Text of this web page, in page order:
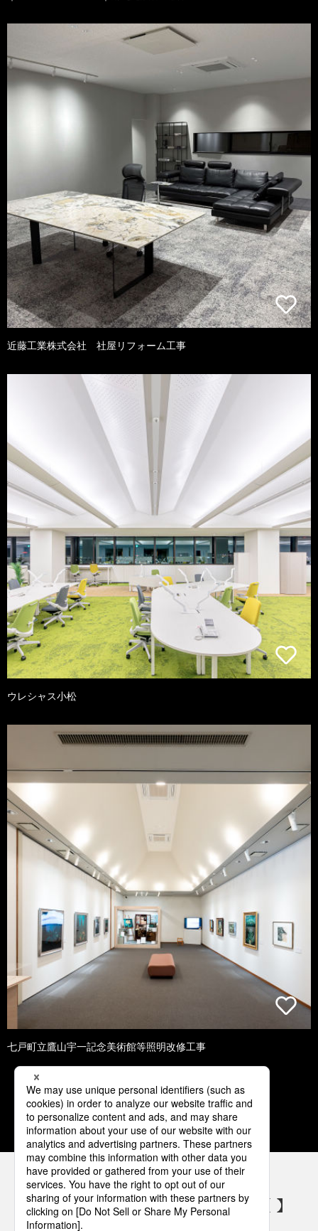
近藤工業株式会社 社屋リフォーム工事
ウレシャス小松
七戸町立鷹山宇一記念美術館等照明改修工事
1 2 3 4 5
パナソニックの電気設備 SNSアカウント